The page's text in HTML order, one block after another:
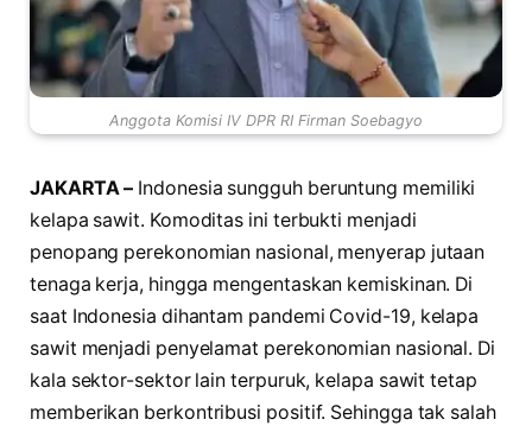
Anggota Komisi IV DPR RI Firman Soebagyo
JAKARTA – Indonesia sungguh beruntung memiliki
kelapa sawit. Komoditas ini terbukti menjadi
penopang perekonomian nasional, menyerap jutaan
tenaga kerja, hingga mengentaskan kemiskinan. Di
saat Indonesia dihantam pandemi Covid-19, kelapa
sawit menjadi penyelamat perekonomian nasional. Di
kala sektor-sektor lain terpuruk, kelapa sawit tetap
memberikan berkontribusi positif. Sehingga tak salah